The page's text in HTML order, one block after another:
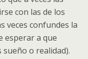
con las de los
veces confundes la
esperar a que
o realidad).